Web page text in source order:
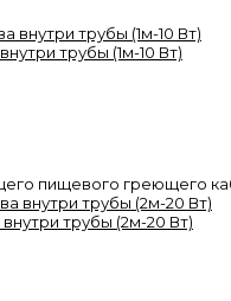
трубы (1м-10 Вт)
пищевого греющего
трубы (2м-20 Вт)